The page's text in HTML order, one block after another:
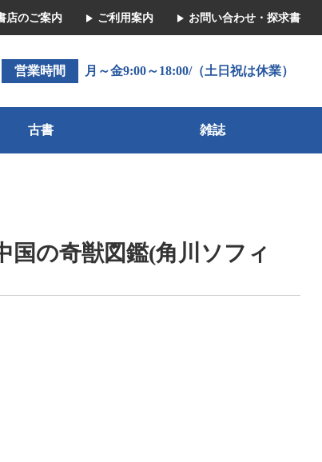
店のご案内 ご利用案内 お問い合わせ・探求書
営業時間 月～金9:00～18:00/（土日祝は休業）
古書 雑誌
国の奇獣図鑑(角川ソフィ